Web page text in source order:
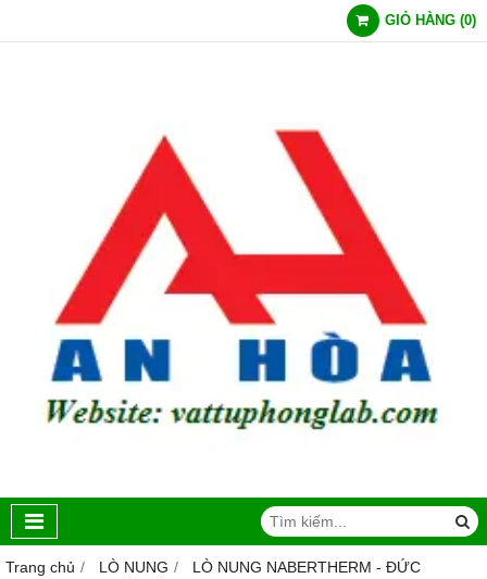
GIỎ HÀNG (0)
Trang chủ LÒ NUNG
LÒ NUNG NABERTHERM - ĐỨC